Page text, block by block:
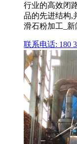
行业的高效闭
品的先进结构,
滑石粉加工_
联系电话: 180